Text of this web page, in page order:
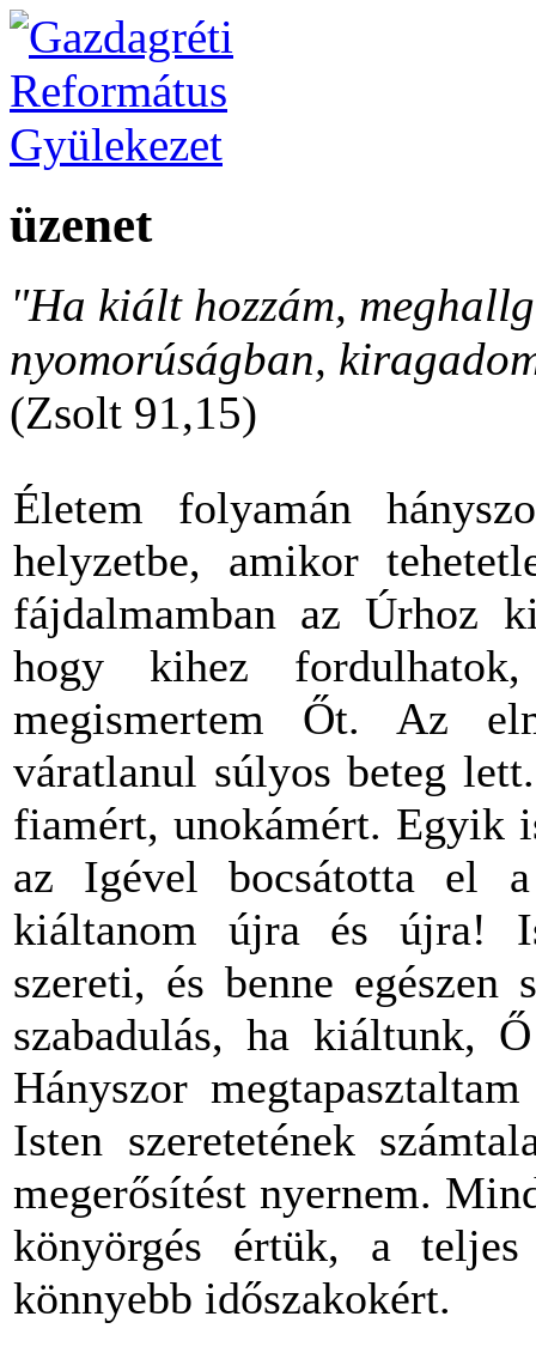
üzenet
"Ha kiált hozzám,
nyomorúságban,
(Zsolt 91,15)
Életem folyamán
helyzetbe, amikor
fájdalmamban az Úrhoz
hogy kihez
megismertem Őt. Az
váratlanul súlyos beteg
fiamért, unokámért. Egyik
az Igével bocsátotta el
kiáltanom újra és újra!
szereti, és benne
szabadulás, ha kiáltunk,
Hányszor
Isten szeretetének
megerősítést nyernem.
könyörgés értük, a
könnyebb időszakokért.